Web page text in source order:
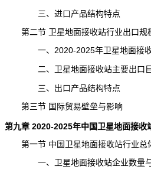
三、进口产品结构特点
第二节 卫星地面接收站行业出口规
一、2020-2025年卫星地面接收
二、卫星地面接收站主要出口
三、出口产品结构特点
第三节 国际贸易壁垒与影响
第九章 2020-2025年中国卫星地面接收
第一节 中国卫星地面接收站行业总
一、卫星地面接收站企业数量